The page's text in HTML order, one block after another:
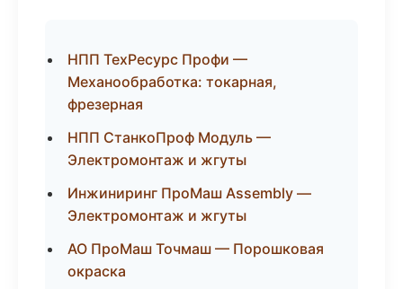
НПП ТехРесурс Профи —
Механообработка: токарная,
фрезерная
НПП СтанкоПроф Модуль —
Электромонтаж и жгуты
Инжиниринг ПроМаш Assembly —
Электромонтаж и жгуты
АО ПроМаш Точмаш — Порошковая
окраска